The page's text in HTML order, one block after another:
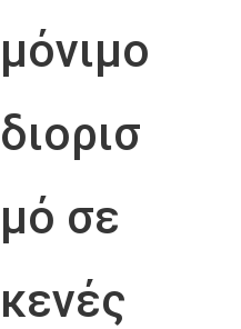
μόνιμο
διορισ
μό σε
κενές